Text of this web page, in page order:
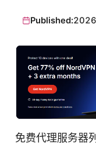
Published:
免费代理服务器